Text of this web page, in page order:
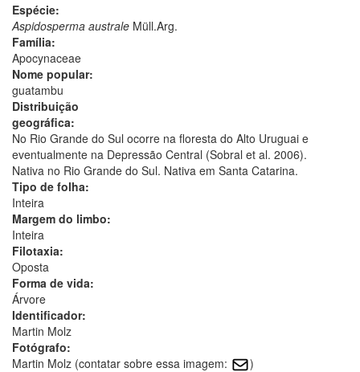
Espécie:
Aspidosperma australe Müll.Arg.
Família:
Apocynaceae
Nome popular:
guatambu
Distribuição
geográfica:
No Rio Grande do Sul ocorre na floresta do Alto Uruguai e
eventualmente na Depressão Central (Sobral et al. 2006).
Nativa no Rio Grande do Sul. Nativa em Santa Catarina.
Tipo de folha:
Inteira
Margem do limbo:
Inteira
Filotaxia:
Oposta
Forma de vida:
Árvore
Identificador:
Martin Molz
Fotógrafo:
Martin Molz (contatar sobre essa imagem:
)